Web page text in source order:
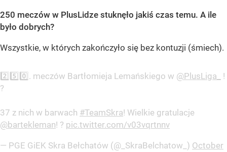
250 meczów w PlusLidze stuknęło jakiś czas temu. A ile
było dobrych?
Wszystkie, w których zakończyło się bez kontuzji (śmiech).
2️⃣5️⃣0️⃣. meczów Bartłomieja Lemańskiego w @PlusLiga_
!
?
37 z nich w barwach #TeamSkra! Wielkie gratulacje
@bartekleman! ? pic.twitter.com/v03vqrtnnv
— PGE GiEK Skra Bełchatów (@_SkraBelchatow_) October